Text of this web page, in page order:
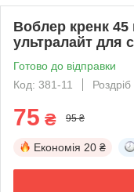
Воблер кренк
ультралайт для
Готово до відправки
Код: 381-11
Роздріб
75 ₴ 95 ₴
Економія 20 ₴